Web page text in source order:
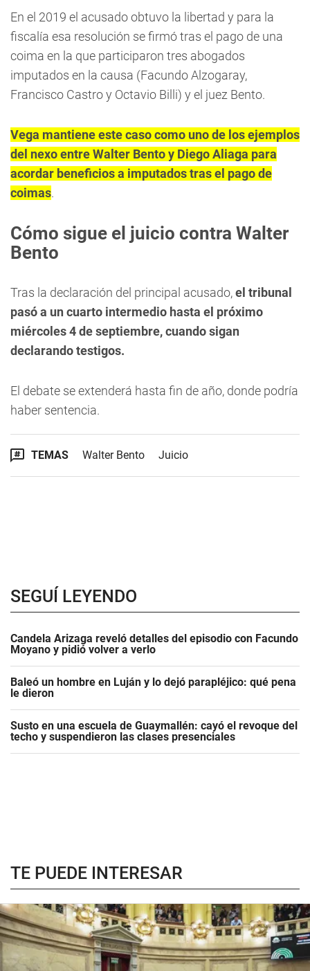
En el 2019 el acusado obtuvo la libertad y para la
fiscalía esa resolución se firmó tras el pago de una
coima en la que participaron tres abogados
imputados en la causa (Facundo Alzogaray,
Francisco Castro y Octavio Billi) y el juez Bento.
Vega mantiene este caso como uno de los ejemplos
del nexo entre Walter Bento y Diego Aliaga para
acordar beneficios a imputados tras el pago de
coimas.
Cómo sigue el juicio contra Walter
Bento
Tras la declaración del principal acusado,el tribunal
pasó a un cuarto intermedio hasta el próximo
miércoles 4 de septiembre, cuando sigan
declarando testigos.
El debate se extenderá hasta fin de año, donde podría
haber sentencia.
TEMAS Walter Bento Juicio
SEGUÍ LEYENDO
Candela Arizaga reveló detalles del episodio con Facundo
Moyano y pidió volver a verlo
Baleó un hombre en Luján y lo dejó parapléjico: qué pena
le dieron
Susto en una escuela de Guaymallén: cayó el revoque del
techo y suspendieron las clases presenciales
TE PUEDE INTERESAR